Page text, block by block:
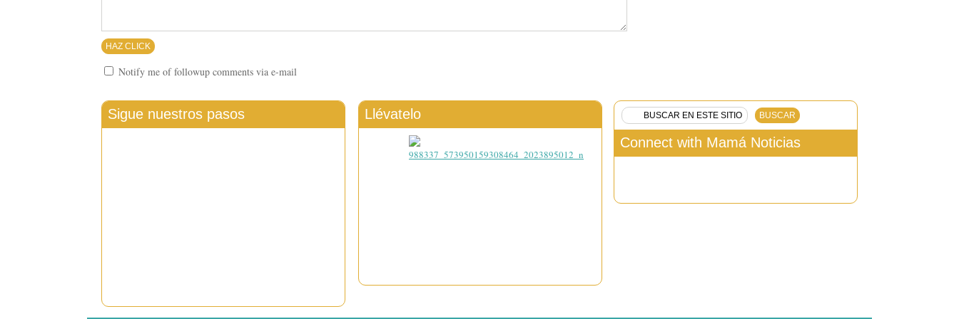
Notify me of followup comments via e-mail
Connect with Mamá Noticias
Sigue nuestros pasos Llévatelo